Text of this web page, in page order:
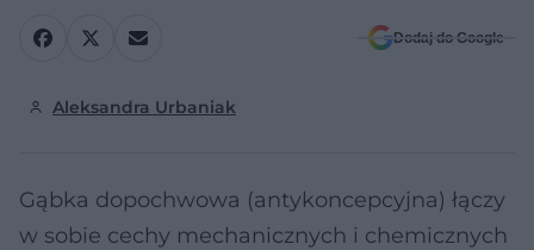
Dodaj do Google
Aleksandra Urbaniak
Gąbka dopochwowa (antykoncepcyjna) łączy
w sobie cechy mechanicznych i chemicznych